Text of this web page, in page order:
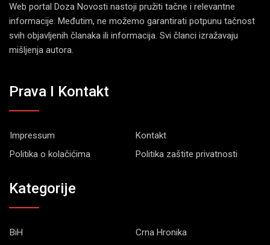
Web portal Doza Novosti nastoji pružiti tačne i relevantne
informacije. Međutim, ne možemo garantirati potpunu tačnost
svih objavljenih članaka ili informacija. Svi članci izražavaju
mišljenja autora.
Prava I Kontakt
Impressum
Kontakt
Politika o kolačićima
Politika zaštite privatnosti
Kategorije
BiH
Crna Hronika